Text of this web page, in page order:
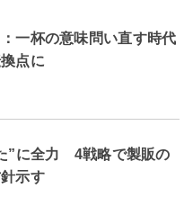
一杯の意味問い直す時代
点に
”に全力 4戦略で製販の
示す